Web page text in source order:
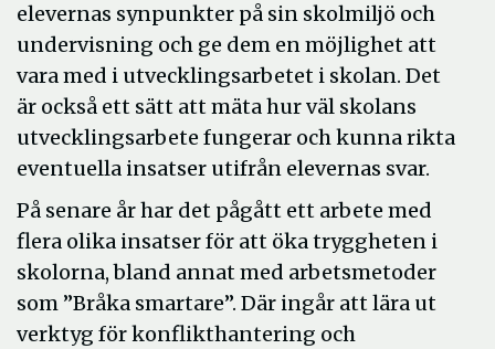
elevernas synpunkter på sin skolmiljö och
undervisning och ge dem en möjlighet att
vara med i utvecklingsarbetet i skolan. Det
är också ett sätt att mäta hur väl skolans
utvecklingsarbete fungerar och kunna rikta
eventuella insatser utifrån elevernas svar.
På senare år har det pågått ett arbete med
flera olika insatser för att öka tryggheten i
skolorna, bland annat med arbetsmetoder
som ”Bråka smartare”. Där ingår att lära ut
verktyg för konflikthantering och